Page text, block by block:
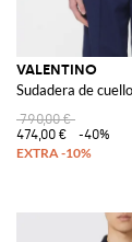
VALENTINO
Sudadera de
790,00 €
474,00 €
-40%